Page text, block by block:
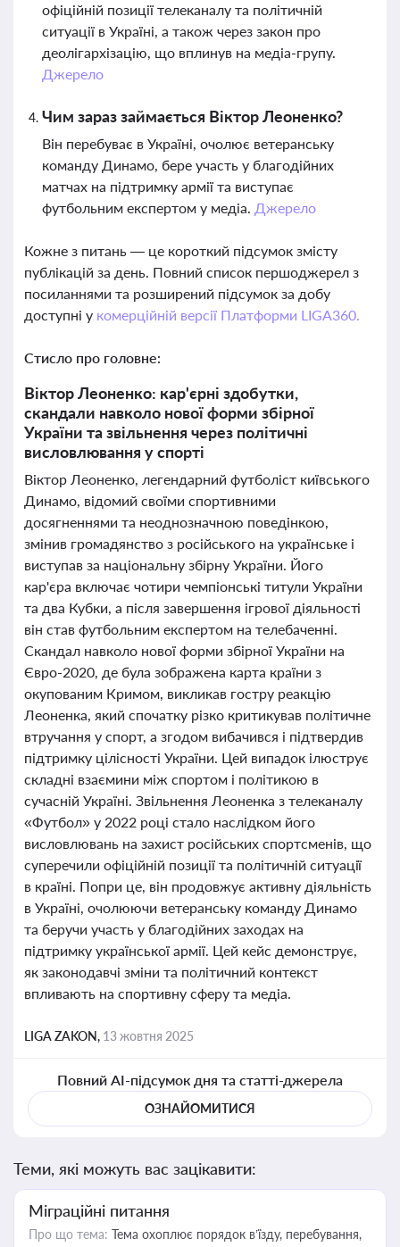
офіційній позиції телеканалу та політичній
ситуації в Україні, а також через закон про
деолігархізацію, що вплинув на медіа-групу.
Джерело
Чим зараз займається Віктор Леоненко?
Він перебуває в Україні, очолює ветеранську
команду Динамо, бере участь у благодійних
матчах на підтримку армії та виступає
футбольним експертом у медіа. Джерело
Кожне з питань — це короткий підсумок змісту
публікацій за день. Повний список першоджерел з
посиланнями та розширений підсумок за добу
доступні у комерційній версії Платформи LIGA360.
Стисло про головне:
Віктор Леоненко: кар'єрні здобутки,
скандали навколо нової форми збірної
України та звільнення через політичні
висловлювання у спорті
Віктор Леоненко, легендарний футболіст київського
Динамо, відомий своїми спортивними
досягненнями та неоднозначною поведінкою,
змінив громадянство з російського на українське і
виступав за національну збірну України. Його
кар'єра включає чотири чемпіонські титули України
та два Кубки, а після завершення ігрової діяльності
він став футбольним експертом на телебаченні.
Скандал навколо нової форми збірної України на
Євро-2020, де була зображена карта країни з
окупованим Кримом, викликав гостру реакцію
Леоненка, який спочатку різко критикував політичне
втручання у спорт, а згодом вибачився і підтвердив
підтримку цілісності України. Цей випадок ілюструє
складні взаємини між спортом і політикою в
сучасній Україні. Звільнення Леоненка з телеканалу
«Футбол» у 2022 році стало наслідком його
висловлювань на захист російських спортсменів, що
суперечили офіційній позиції та політичній ситуації
в країні. Попри це, він продовжує активну діяльність
в Україні, очолюючи ветеранську команду Динамо
та беручи участь у благодійних заходах на
підтримку української армії. Цей кейс демонструє,
як законодавчі зміни та політичний контекст
впливають на спортивну сферу та медіа.
LIGA ZAKON, 13 жовтня 2025
Повний AI-підсумок дня та статті-джерела
ОЗНАЙОМИТИСЯ
Теми, які можуть вас зацікавити:
Міграційні питання
Про що тема: Тема охоплює порядок в’їзду, перебування,